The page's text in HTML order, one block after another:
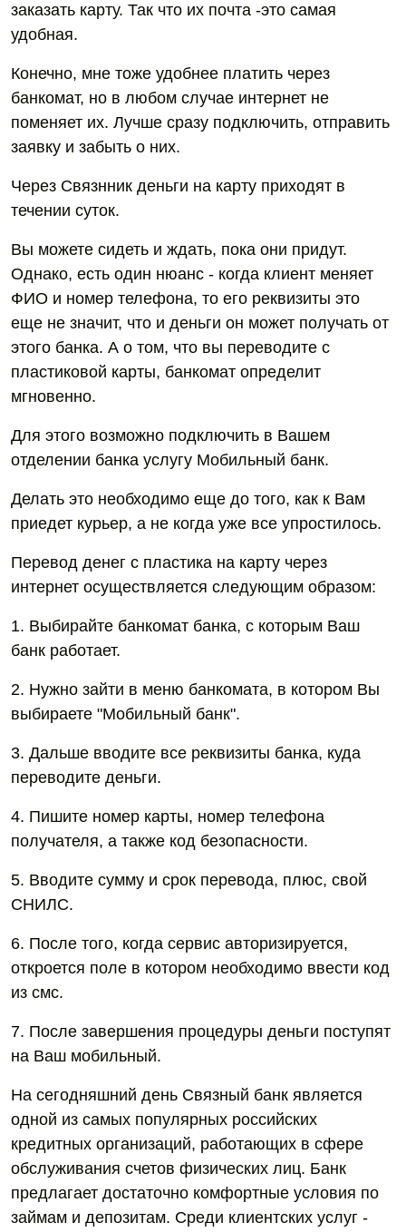
заказать карту. Так что их почта -это самая
удобная.
Конечно, мне тоже удобнее платить через
банкомат, но в любом случае интернет не
поменяет их. Лучше сразу подключить, отправить
заявку и забыть о них.
Через Связнник деньги на карту приходят в
течении суток.
Вы можете сидеть и ждать, пока они придут.
Однако, есть один нюанс - когда клиент меняет
ФИО и номер телефона, то его реквизиты это
еще не значит, что и деньги он может получать от
этого банка. А о том, что вы переводите с
пластиковой карты, банкомат определит
мгновенно.
Для этого возможно подключить в Вашем
отделении банка услугу Мобильный банк.
Делать это необходимо еще до того, как к Вам
приедет курьер, а не когда уже все упростилось.
Перевод денег с пластика на карту через
интернет осуществляется следующим образом:
1. Выбирайте банкомат банка, с которым Ваш
банк работает.
2. Нужно зайти в меню банкомата, в котором Вы
выбираете "Мобильный банк".
3. Дальше вводите все реквизиты банка, куда
переводите деньги.
4. Пишите номер карты, номер телефона
получателя, а также код безопасности.
5. Вводите сумму и срок перевода, плюс, свой
СНИЛС.
6. После того, когда сервис авторизируется,
откроется поле в котором необходимо ввести код
из смс.
7. После завершения процедуры деньги поступят
на Ваш мобильный.
На сегодняшний день Связный банк является
одной из самых популярных российских
кредитных организаций, работающих в сфере
обслуживания счетов физических лиц. Банк
предлагает достаточно комфортные условия по
займам и депозитам. Среди клиентских услуг -